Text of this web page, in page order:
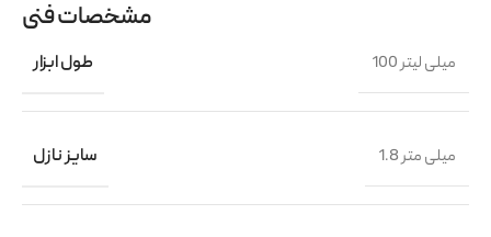
مشخصات فنی
طول ابزار 100 میلی لیتر
سایز نازل 1.8 میلی متر